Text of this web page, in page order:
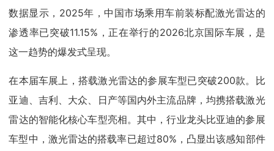
数据显示，2025年，中国市场乘用车前装标配激光雷达的
渗透率已突破11.15%，正在举行的2026北京国际车展，是
这一趋势的爆发式呈现。
在本届车展上，搭载激光雷达的参展车型已突破200款。比
亚迪、吉利、大众、日产等国内外主流品牌，均携搭载激光
雷达的智能化核心车型亮相。其中，行业龙头比亚迪的参展
车型中，激光雷达的搭载率已超过80%，凸显出该感知部件